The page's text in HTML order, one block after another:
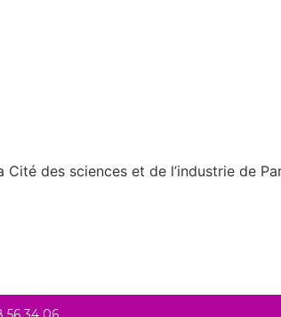
des sciences et de l’industrie de